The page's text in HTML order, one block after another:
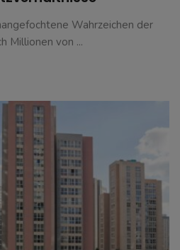
Wahrzeichen der
Millionen von ...